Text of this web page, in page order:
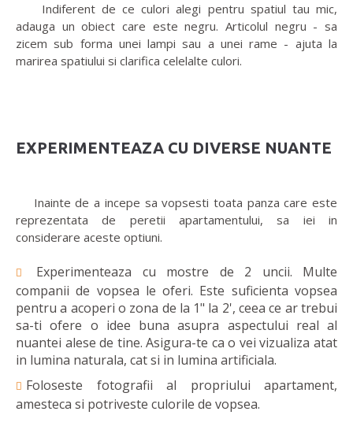
Indiferent de ce culori alegi pentru spatiul tau mic,
adauga un obiect care este negru. Articolul negru - sa
zicem sub forma unei lampi sau a unei rame - ajuta la
marirea spatiului si clarifica celelalte culori.
EXPERIMENTEAZA CU DIVERSE NUANTE
Inainte de a incepe sa vopsesti toata panza care este
reprezentata de peretii apartamentului, sa iei in
considerare aceste optiuni.
Experimenteaza cu mostre de 2 uncii. Multe
companii de vopsea le oferi. Este suficienta vopsea
pentru a acoperi o zona de la 1" la 2', ceea ce ar trebui
sa-ti ofere o idee buna asupra aspectului real al
nuantei alese de tine. Asigura-te ca o vei vizualiza atat
in lumina naturala, cat si in lumina artificiala.
Foloseste fotografii al propriului apartament,
amesteca si potriveste culorile de vopsea.